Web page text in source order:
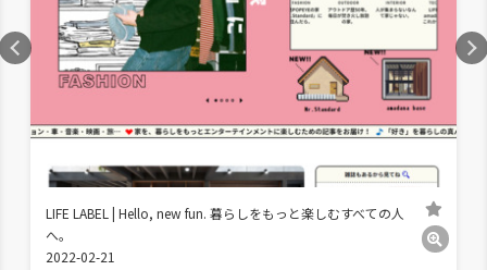
LIFE LABEL | Hello, new fun. 暮らしをもっと楽しむすべての人
へ。
2022-02-21